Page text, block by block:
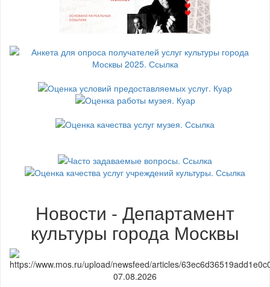
Новости - Департамент
культуры города Москвы
07.08.2026